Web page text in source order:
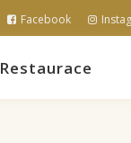
Facebook
Restaurace